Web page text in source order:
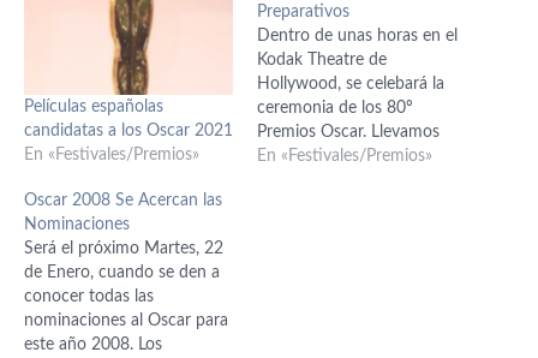
Películas españolas
candidatas a los Oscar 2021
En «Festivales/Premios»
Preparativos
Dentro de unas horas en el
Kodak Theatre de
Hollywood, se celebará la
ceremonia de los 80º
Premios Oscar. Llevamos
muuucho tiempo
En «Festivales/Premios»
Oscar 2008 Se Acercan las
Nominaciones
Será el próximo Martes, 22
de Enero, cuando se den a
conocer todas las
nominaciones al Oscar para
este año 2008. Los